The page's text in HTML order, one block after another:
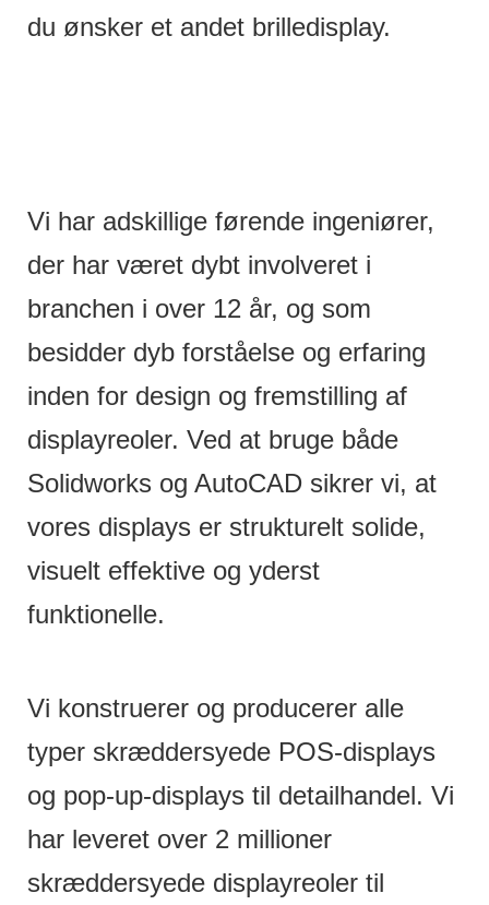
du ønsker et andet brilledisplay.
Vi har adskillige førende ingeniører,
der har været dybt involveret i
branchen i over 12 år, og som
besidder dyb forståelse og erfaring
inden for design og fremstilling af
displayreoler. Ved at bruge både
Solidworks og AutoCAD sikrer vi, at
vores displays er strukturelt solide,
visuelt effektive og yderst
funktionelle.
Vi konstruerer og producerer alle
typer skræddersyede POS-displays
og pop-up-displays til detailhandel. Vi
har leveret over 2 millioner
skræddersyede displayreoler til